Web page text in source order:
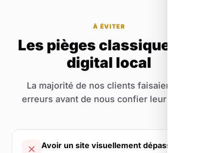
À ÉVITER
Les pièges classiques du
digital local
La majorité de nos clients faisaient ces
erreurs avant de nous confier leur projet.
Avoir un site visuellement dépassé